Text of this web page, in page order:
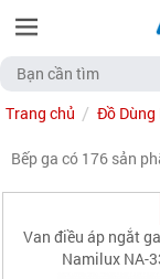
Trang chủ Đồ Dùng
Bếp ga có 176 sản
Van điều áp ngắt
Namilux NA-